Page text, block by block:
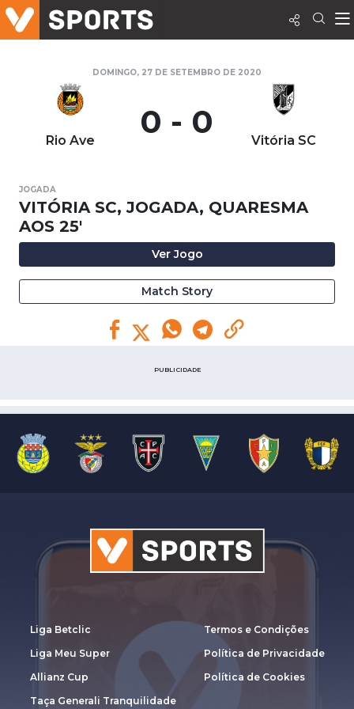
DOMINGO, 27 DE SETEMBRO DE 2020
Rio Ave 0 - 0 Vitória SC
JOGADA
VITÓRIA SC, JOGADA, QUARESMA
AOS 25'
Ver Jogo
Match Story
PUBLICIDADE
Liga Betclic
Liga Meu Super
Allianz Cup
Taça Generali Tranquilidade
Termos e Condições
Política de Privacidade
Política de Cookies